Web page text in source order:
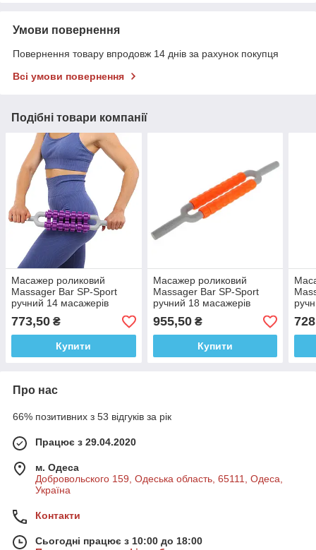
Умови повернення
Повернення товару впродовж 14 днів за рахунок покупця
Всі умови повернення
Подібні товари компанії
Масажер роликовий
Massager Bar SP-Sport
ручний 14 масажерів
773,50 ₴
Купити
Масажер роликовий
Massager Bar SP-Sport
ручний 18 масажерів
955,50₴
Купити
728
Про нас
66% позитивних з 53 відгуків за рік
Працює з 29.04.2020
м. Одеса
Добровольского 159, Одеська область, 65111, Одеса,
Україна
Контакти
Сьогодні працює з 10:00 до 18:00